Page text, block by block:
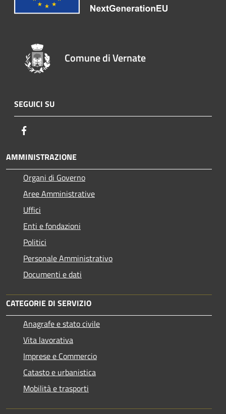
Comune di Vernate
SEGUICI SU
AMMINISTRAZIONE
Organi di Governo
Aree Amministrative
Uffici
Enti e fondazioni
Politici
Personale Amministrativo
Documenti e dati
CATEGORIE DI SERVIZIO
Anagrafe e stato civile
Vita lavorativa
Imprese e Commercio
Catasto e urbanistica
Mobilità e trasporti